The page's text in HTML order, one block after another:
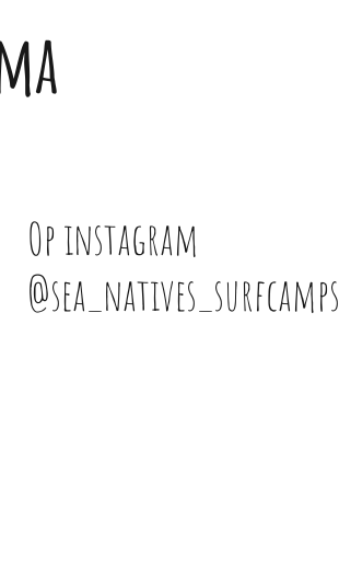
Op instagram
@sea_natives_surfcamps